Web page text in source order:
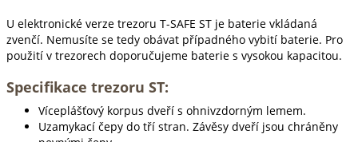
U elektronické verze trezoru T-SAFE ST je baterie vkládaná
zvenčí. Nemusíte se tedy obávat případného vybití baterie. Pro
použití v trezorech doporučujeme baterie s vysokou kapacitou.
Specifikace trezoru ST:
Víceplášťový korpus dveří s ohnivzdorným lemem.
Uzamykací čepy do tří stran. Závěsy dveří jsou chráněny